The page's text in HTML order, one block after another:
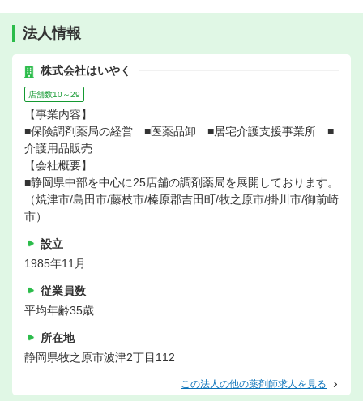
法人情報
株式会社はいやく
店舗数10～29
【事業内容】
■保険調剤薬局の経営 ■医薬品卸 ■居宅介護支援事業所 ■
介護用品販売
【会社概要】
■静岡県中部を中心に25店舗の調剤薬局を展開しております。
（焼津市/島田市/藤枝市/榛原郡吉田町/牧之原市/掛川市/御前崎
市）
設立
1985年11月
従業員数
平均年齢35歳
所在地
静岡県牧之原市波津2丁目112
この法人の他の薬剤師求人を見る